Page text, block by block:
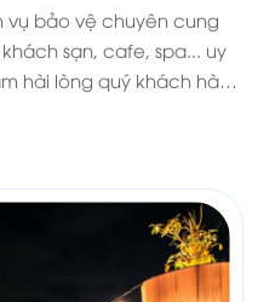
vụ bảo vệ chuyên cung
sạn, cafe, spa... uy
hài lòng quý khách hàng